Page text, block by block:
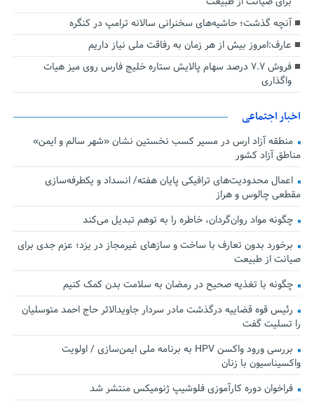
آنچه گذشت؛ حاشیه‌های سخنرانی سالانه ترامپ در کنگره
عارف:امروز بیش از هر زمان به رفاقت ملی نیاز داریم
فروش ۷.۷ درصد سهام پالایش ستاره خلیج فارس روی میز هیات
واگذاری
اخبار اجتماعی
منطقه آزاد ارس در مسیر کسب نخستین نشان «شهر سالم و ایمن»
مناطق آزاد کشور
اعمال محدودیت‌های ترافیکی پایان هفته/ انسداد و یکطرفه‌سازی
مقطعی چالوس و هراز
چگونه مواد روان‌گردان، خاطره را به توهم تبدیل می‌کند
برخورد بدون تعارف با ساخت‌ و سازهای غیرمجاز در یزد؛ عزم جدی برای
صیانت از طبیعت
چگونه با تغذیه صحیح در رمضان به سلامت بدن کمک کنیم
رئیس قوه قضاییه درگذشت مادر سردار جاویدالاثر حاج احمد متوسلیان
را تسلیت گفت
بررسی ورود واکسن HPV به برنامه ملی ایمن‌سازی / اولویت
واکسیناسیون با زنان
فراخوان دوره کارآموزی فلوشیپ ژنومیکس منتشر شد